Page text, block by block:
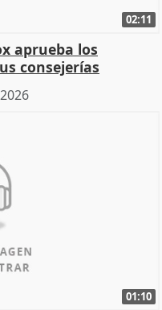
02:11
aprueba los
consejerías
01:10